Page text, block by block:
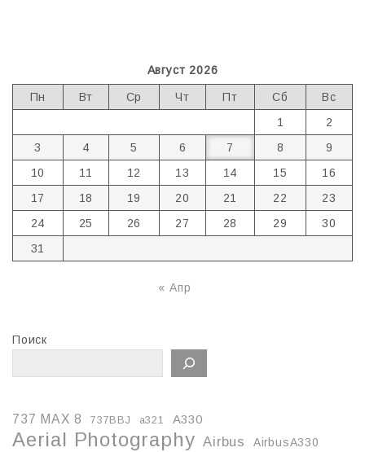
Август 2026
Пн Вт Ср Чт Пт Сб
Вс
1
2
3
4 5 6 7 8
9
10
11 12 13 14 15
16
17
18 19 20 21 22
23
24
25 26 27 28 29
30
31
« Апр
Поиск
737 MAX 8 737BBJ a321 A330
Aerial Photography Airbus
AirbusA330